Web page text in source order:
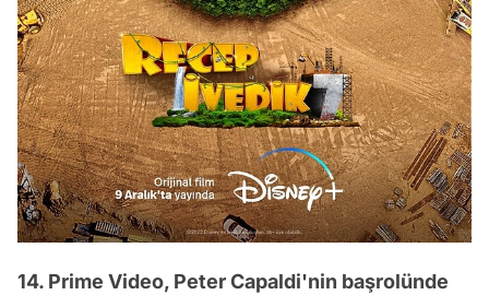
14. Prime Video, Peter Capaldi'nin başrolünde